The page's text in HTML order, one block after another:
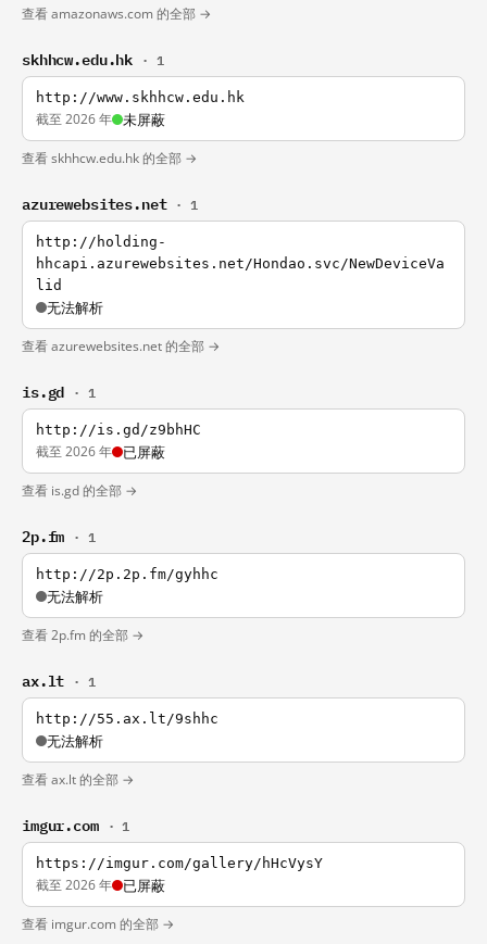
查看 amazonaws.com 的全部 →
skhhcw.edu.hk · 1
http://www.skhhcw.edu.hk
截至 2026 年 未屏蔽
查看 skhhcw.edu.hk 的全部 →
azurewebsites.net · 1
http://holding-
hhcapi.azurewebsites.net/Hondao.svc/NewDeviceVa
lid
无法解析
查看 azurewebsites.net 的全部 →
is.gd · 1
http://is.gd/z9bhHC
截至 2026 年 已屏蔽
查看 is.gd 的全部 →
2p.fm · 1
http://2p.2p.fm/gyhhc
无法解析
查看 2p.fm 的全部 →
ax.lt · 1
http://55.ax.lt/9shhc
无法解析
查看 ax.lt 的全部 →
imgur.com · 1
https://imgur.com/gallery/hHcVysY
截至 2026 年 已屏蔽
查看 imgur.com 的全部 →